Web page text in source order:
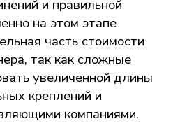
и правильной
на этом этапе
часть стоимости
так как сложные
увеличенной длины
креплений и
компаниями.